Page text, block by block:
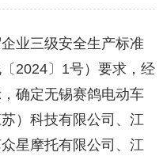
业三级安全生产标准
2024〕1号）要求，经
确定无锡赛鸽电动车
）科技有限公司、江
星摩托有限公司、江